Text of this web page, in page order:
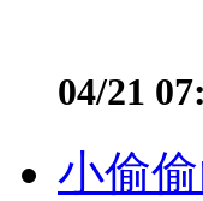
04/21
小偷